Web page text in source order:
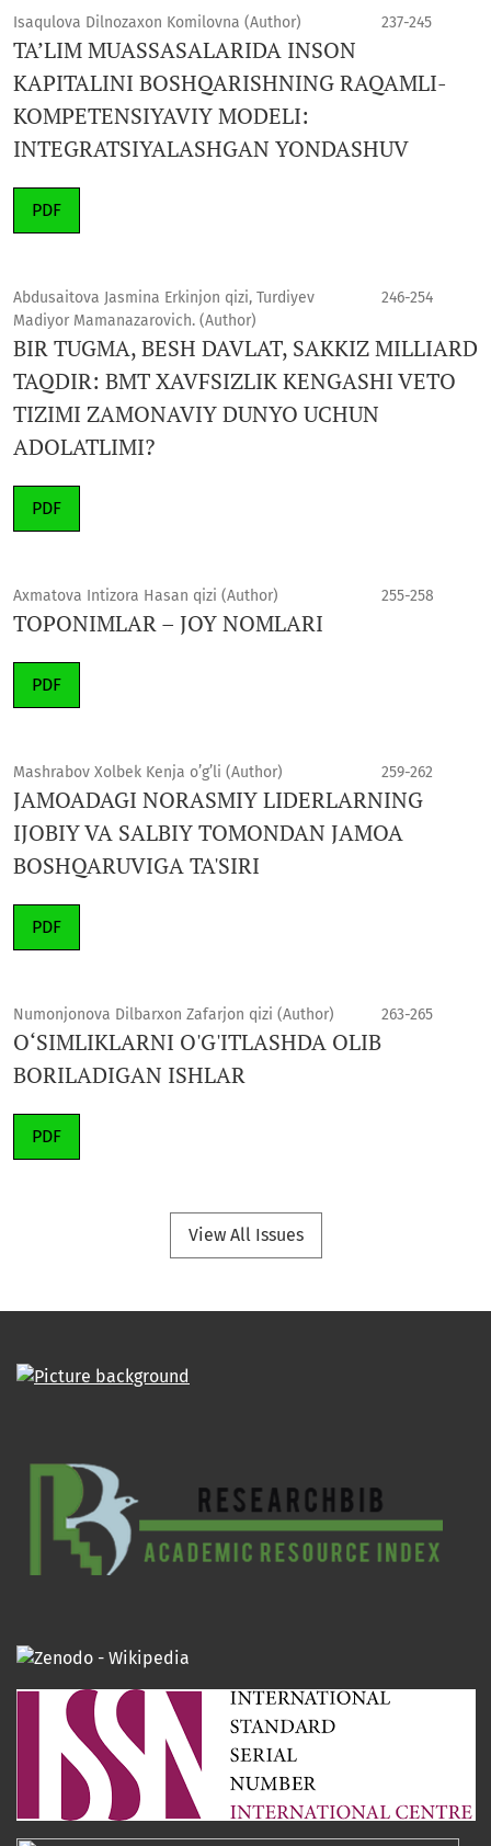
Isaqulova Dilnozaxon Komilovna (Author) 237-245
TA’LIM MUASSASALARIDA INSON
KAPITALINI BOSHQARISHNING RAQAMLI-
KOMPETENSIYAVIY MODELI:
INTEGRATSIYALASHGAN YONDASHUV
PDF
Abdusaitova Jasmina Erkinjon qizi, Turdiyev
Madiyor Mamanazarovich. (Author)
246-254
BIR TUGMA, BESH DAVLAT, SAKKIZ MILLIARD
TAQDIR: BMT XAVFSIZLIK KENGASHI VETO
TIZIMI ZAMONAVIY DUNYO UCHUN
ADOLATLIMI?
PDF
Axmatova Intizora Hasan qizi (Author) 255-258
TOPONIMLAR – JOY NOMLARI
PDF
Mashrabov Xolbek Kenja o’g’li (Author) 259-262
JAMOADAGI NORASMIY LIDERLARNING
IJOBIY VA SALBIY TOMONDAN JAMOA
BOSHQARUVIGA TA'SIRI
PDF
Numonjonova Dilbarxon Zafarjon qizi (Author) 263-265
O‘SIMLIKLARNI O'G'ITLASHDA OLIB
BORILADIGAN ISHLAR
PDF
View All Issues